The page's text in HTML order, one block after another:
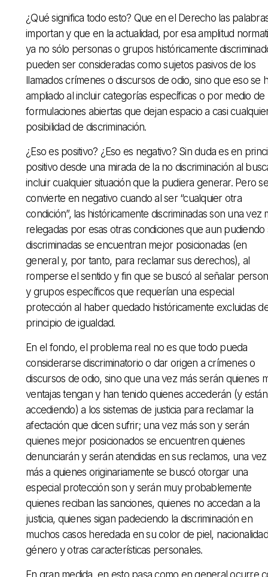
¿Qué significa todo esto? Que en el Derecho las
importan y que en la actualidad, por esa amplitud
ya no sólo personas o grupos históricamente
pueden ser consideradas como sujetos pasivos de los
llamados crímenes o discursos de odio, sino que eso se
ampliado al incluir categorías específicas o por medio de
formulaciones abiertas que dejan espacio a casi
posibilidad de discriminación.
¿Eso es positivo? ¿Eso es negativo? Sin duda es en
positivo desde una mirada de la no discriminación al
incluir cualquier situación que la pudiera generar. Pero se
convierte en negativo cuando al ser “cualquier otra
condición”, las históricamente discriminadas son una vez
relegadas por esas otras condiciones que aun pudiendo
discriminadas se encuentran mejor posicionadas (en
general y, por tanto, para reclamar sus derechos), al
romperse el sentido y fin que se buscó al señalar
y grupos específicos que requerían una especial
protección al haber quedado históricamente excluidas
principio de igualdad.
En el fondo, el problema real no es que todo pueda
considerarse discriminatorio o dar origen a crímenes o
discursos de odio, sino que una vez más serán quienes
ventajas tengan y han tenido quienes accederán (y están
accediendo) a los sistemas de justicia para reclamar la
afectación que dicen sufrir; una vez más son y serán
quienes mejor posicionados se encuentren quienes
denunciarán y serán atendidas en sus reclamos, una vez
más a quienes originariamente se buscó otorgar una
especial protección son y serán muy probablemente
quienes reciban las sanciones, quienes no accedan a la
justicia, quienes sigan padeciendo la discriminación en
muchos casos heredada en su color de piel,
género y otras características personales.
En gran medida, en esto pasa como en general ocurre